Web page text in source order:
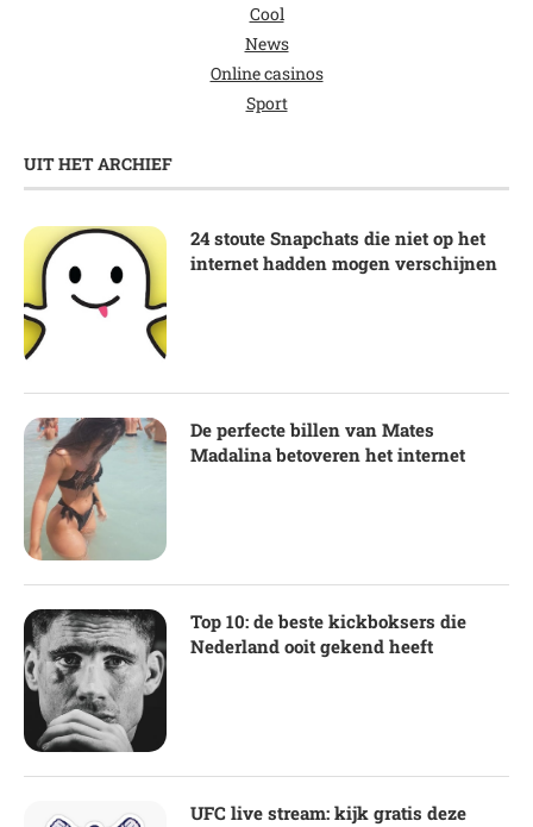
Cool
News
Online casinos
Sport
UIT HET ARCHIEF
24 stoute Snapchats die niet op het
internet hadden mogen verschijnen
De perfecte billen van Mates
Madalina betoveren het internet
Top 10: de beste kickboksers die
Nederland ooit gekend heeft
UFC live stream: kijk gratis deze